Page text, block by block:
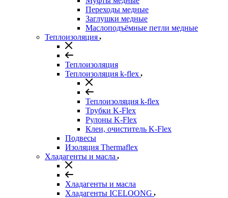
Переходы медные
Заглушки медные
Маслоподъёмные петли медные
Теплоизоляция
Теплоизоляция
Теплоизоляция k-flex
Теплоизоляция k-flex
Трубки K-Flex
Рулоны K-Flex
Клеи, очиститель K-Flex
Подвесы
Изоляция Thermaflex
Хладагенты и масла
Хладагенты и масла
Хладагенты ICELOONG